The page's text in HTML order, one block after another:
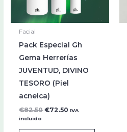
Facial
Pack Especial Gh
Gema Herrerías
JUVENTUD, DIVINO
TESORO (Piel
acneica)
€82.50 €72.50 IVA
incluido